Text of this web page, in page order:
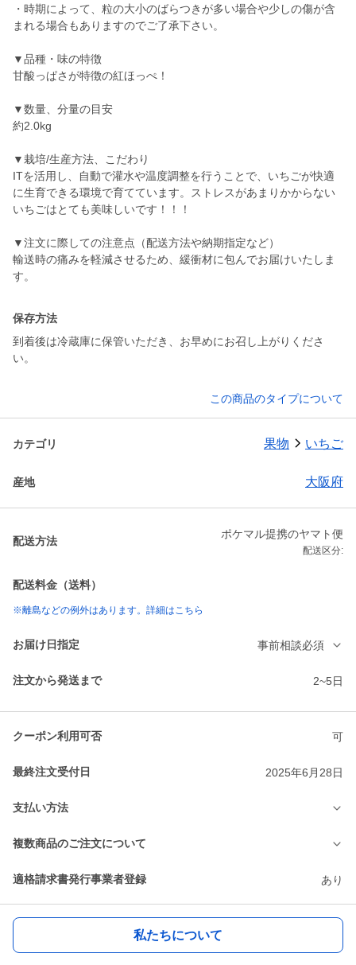
・時期によって、粒の大小のばらつきが多い場合や少しの傷が含
まれる場合もありますのでご了承下さい。
▼品種・味の特徴
甘酸っぱさが特徴の紅ほっぺ！
▼数量、分量の目安
約2.0kg
▼栽培/生産方法、こだわり
ITを活用し、自動で灌水や温度調整を行うことで、いちごが快適
に生育できる環境で育てています。ストレスがあまりかからない
いちごはとても美味しいです！！！
▼注文に際しての注意点（配送方法や納期指定など）
輸送時の痛みを軽減させるため、緩衝材に包んでお届けいたしま
す。
保存方法
到着後は冷蔵庫に保管いただき、お早めにお召し上がりくださ
い。
この商品のタイプについて
カテゴリ 果物 いちご
産地 大阪府
配送方法
ポケマル提携のヤマト便
配送区分:
配送料金（送料）
※離島などの例外はあります。詳細はこちら
お届け日指定 事前相談必須
注文から発送まで 2~5日
クーポン利用可否 可
最終注文受付日 2025年6月28日
支払い方法
複数商品のご注文について
適格請求書発行事業者登録 あり
私たちについて